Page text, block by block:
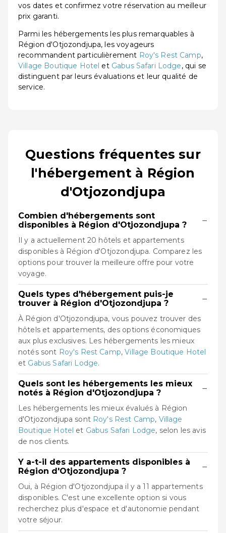
vos dates et confirmez votre réservation au meilleur
prix garanti.
Parmi les hébergements les plus remarquables à
Région d'Otjozondjupa, les voyageurs
recommandent particulièrement Roy's Rest Camp,
Village Boutique Hotel et Gabus Safari Lodge, qui se
distinguent par leurs évaluations et leur qualité de
service.
Questions fréquentes sur
l'hébergement à Région
d'Otjozondjupa
Combien d'hébergements sont
disponibles à Région d'Otjozondjupa ?
−
Il y a actuellement 20 hôtels et appartements
disponibles à Région d'Otjozondjupa. Comparez les
options pour trouver la meilleure offre pour votre
voyage.
Quels types d'hébergement puis-je
trouver à Région d'Otjozondjupa ?
−
À Région d'Otjozondjupa, vous pouvez trouver des
hôtels et appartements, des options économiques
aux plus exclusives. Les hébergements les mieux
notés sont Roy's Rest Camp,Village Boutique Hotel
et Gabus Safari Lodge.
Quels sont les hébergements les mieux
notés à Région d'Otjozondjupa ?
−
Les hébergements les mieux évalués à Région
d'Otjozondjupa sont Roy's Rest Camp, Village
Boutique Hotel et Gabus Safari Lodge, selon les avis
de nos clients.
Y a-t-il des appartements disponibles à
Région d'Otjozondjupa ?
−
Oui, à Région d'Otjozondjupa il y a 11 appartements
disponibles. C'est une excellente option si vous
recherchez plus d'espace et d'autonomie pendant
votre séjour.